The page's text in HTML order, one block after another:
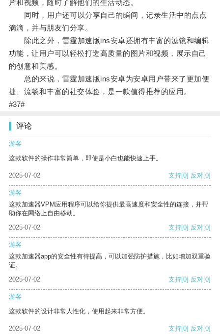
片和视频，随时了解他们的生活动态。
同时，用户还可以分享自己的瞬间，记录生活中的点点
滴滴，并与朋友们分享。
除此之外，雷霆加速版ins安卓还拥有丰富的滤镜和编辑
功能，让用户可以轻松打造高质量的图片和视频，展示自己
的创意和美感。
总的来说，雷霆加速版ins安卓为安卓用户带来了更加便
捷、流畅和丰富的社交体验，是一款值得推荐的应用。
#37#
评论
游客
这款软件的操作非常简单，即使是小白也能快速上手。
2025-07-02 支持[0] 反对[0]
游客
这款加速器VPM应用程序可以给你提供最高速度和安全性的连接，并帮
助你在网络上自由移动。
2025-07-02
支持[0] 反对[0]
游客
这款加速器app的安全性有待提高，可以加强防护措施，比如增加双重验
证。
2025-07-02
支持[0] 反对[0]
游客
这款软件的设计非常人性化，使用起来非常方便。
2025-07-02 支持[0] 反对[0]